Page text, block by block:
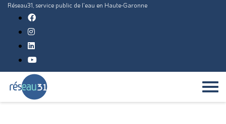
Réseau31, service public de l'eau en Haute-Garonne